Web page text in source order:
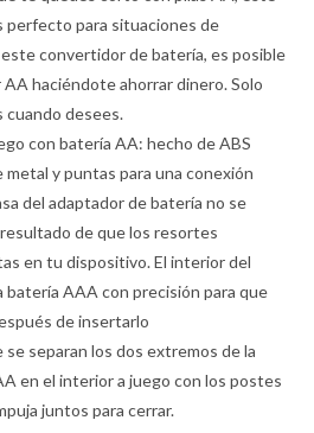
perfecto para situaciones de
convertidor de batería, es posible
haciéndote ahorrar dinero. Solo
cuando desees.
con batería AA: hecho de ABS
y puntas para una conexión
del adaptador de batería no se
de que los resortes
en tu dispositivo. El interior del
batería AAA con precisión para que
de insertarlo
se separan los dos extremos de la
en el interior a juego con los postes
juntos para cerrar.